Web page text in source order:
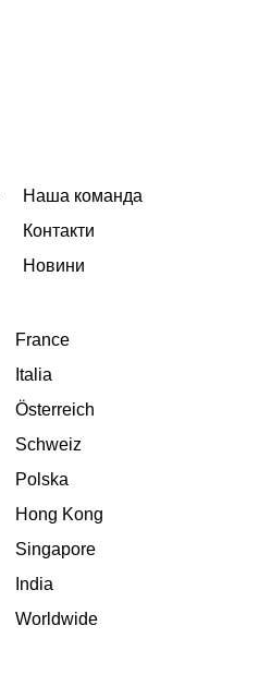
Наша команда
Контакти
Новини
France
Italia
Österreich
Schweiz
Polska
Hong Kong
Singapore
India
Worldwide